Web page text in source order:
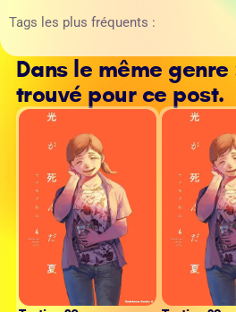
Tags les plus fréquents :
Dans le même
trouvé pour ce post.